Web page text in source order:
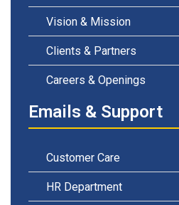
Vision & Mission
Clients & Partners
Careers & Openings
Emails & Support
Customer Care
HR Department